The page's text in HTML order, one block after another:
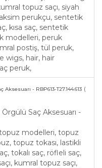
topuz saçı, siyah
perukçu, sentetik
kısa saç, sentetik
modelleri, peruk
postiş, tül peruk,
wigs, hair, hair
peruk,
- RBP613-T27.144.613 (
Örgülü Saç Aksesuarı -
modelleri, topuz
topuz tokası, lastikli
tokalı saç, röfleli saç,
kumral topuz saçı,